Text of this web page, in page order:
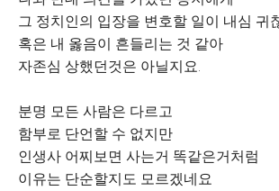
그 정치인의 입장을 변호할 일이 내심 귀
혹은 내 옳음이 흔들리는 것 같아
자존심 상했던것은 아닐지요.
분명 모든 사람은 다르고
함부로 단언할 수 없지만
인생사 어찌보면 사는거 똑같은거처럼
이유는 단순할지도 모르겠네요